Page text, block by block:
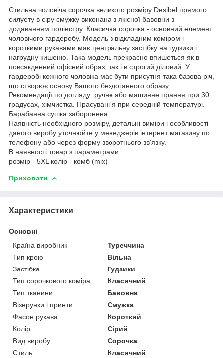
Стильна чоловіча сорочка великого розміру Desibel прямого
силуету в сіру смужку виконана з якісної бавовни з
додаванням поліестру. Класична сорочка - основний елемент
чоловічого гардеробу. Модель з відкладним коміром і
короткими рукавами має центральну застібку на гудзики і
нагрудну кишеню. Така модель прекрасно впишеться як в
повсякденний офісний образ, так і в строгий діловий. У
гардеробі кожного чоловіка має бути присутня така базова річ,
що створює основу Вашого бездоганного образу.
Рекомендації по догляду: ручне або машинне прання при 30
градусах, хімчистка. Прасування при середній температурі.
Барабанна сушка заборонена.
Наявність необхідного розміру, детальні виміри і особливості
даного виробу уточнюйте у менеджерів інтернет магазину по
телефону або через форму зворотнього зв'язку.
В наявності товар з параметрами:
розмір - 5XL колір - комб (mix)
Приховати
Характеристики
Основні
Країна виробник
Туреччина
Тип крою
Вільна
Застібка
Гудзики
Тип сорочкового коміра
Класичний
Тип тканини
Бавовна
Візерунки і принти
Смужка
Фасон рукава
Короткий
Колір
Сірий
Вид виробу
Сорочка
Стиль
Класичний